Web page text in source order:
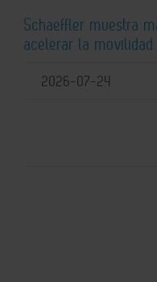
Schaeffler muestra
acelerar la
2026-07-24